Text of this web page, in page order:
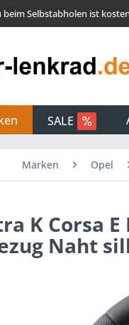
beim Selbstabholen ist
SALE
Marken Opel
K Corsa
Naht